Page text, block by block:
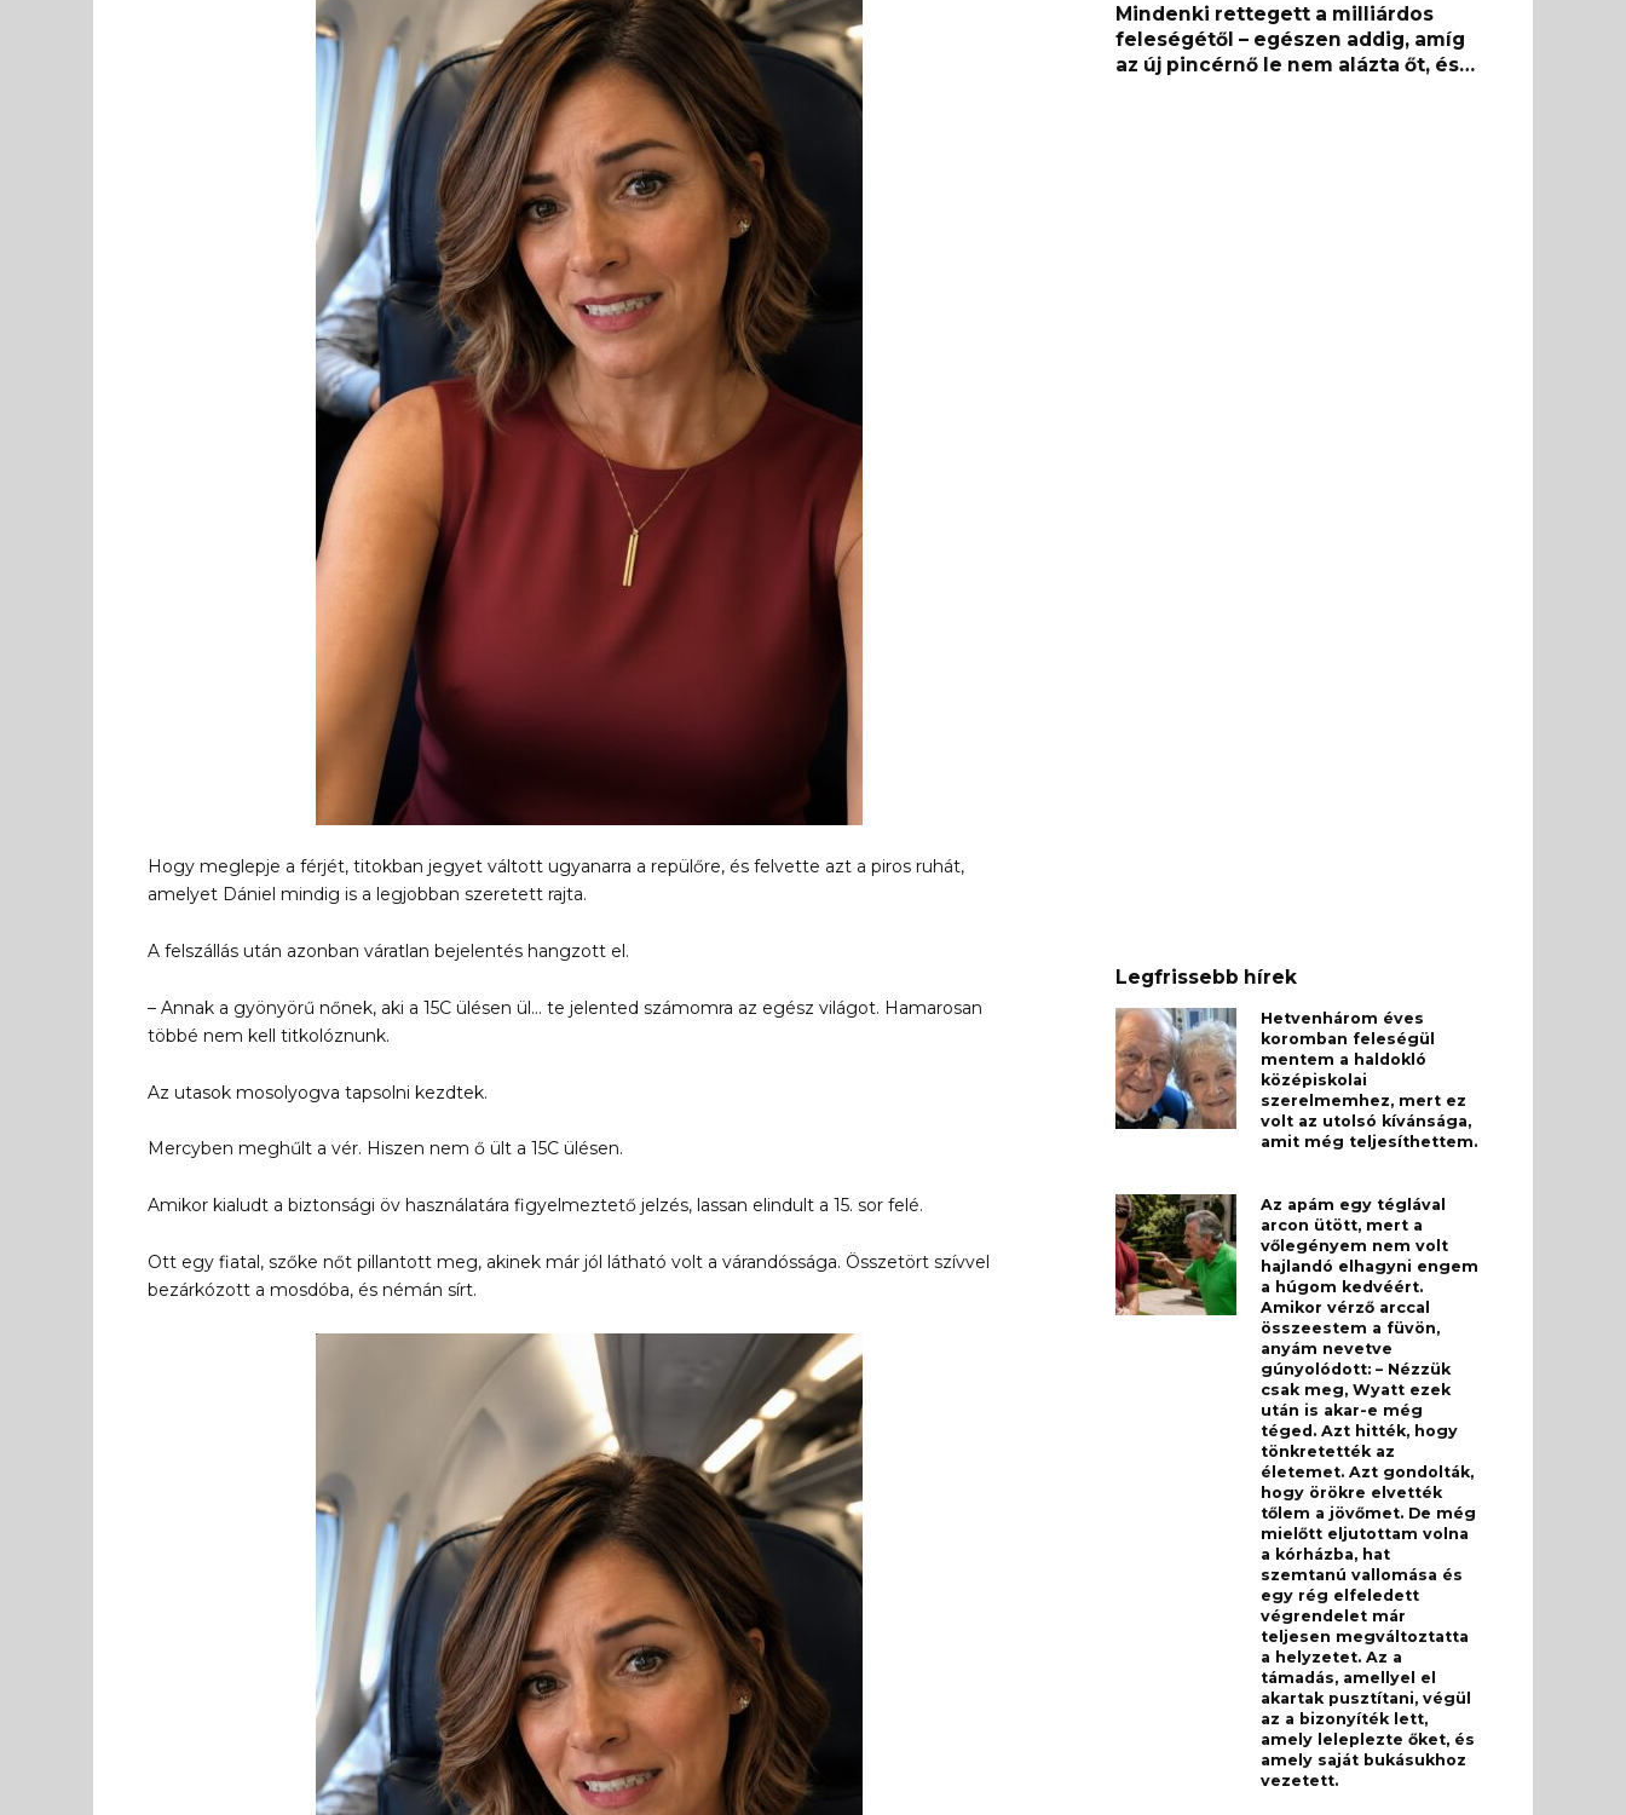
Hogy meglepje a férjét, titokban jegyet váltott ugyanarra a repülőre, és felvette azt a piros ruhát,
amelyet Dániel mindig is a legjobban szeretett rajta.
A felszállás után azonban váratlan bejelentés hangzott el.
– Annak a gyönyörű nőnek, aki a 15C ülésen ül… te jelented számomra az egész világot. Hamarosan
többé nem kell titkolóznunk.
Az utasok mosolyogva tapsolni kezdtek.
Mercyben meghűlt a vér. Hiszen nem ő ült a 15C ülésen.
Amikor kialudt a biztonsági öv használatára figyelmeztető jelzés, lassan elindult a 15. sor felé.
Ott egy fiatal, szőke nőt pillantott meg, akinek már jól látható volt a várandóssága. Összetört szívvel
bezárkózott a mosdóba, és némán sírt.
Mindenki rettegett a milliárdos
feleségétől – egészen addig, amíg
az új pincérnő le nem alázta őt, és…
Legfrissebb hírek
Hetvenhárom éves
koromban feleségül
mentem a haldokló
középiskolai
szerelmemhez, mert ez
volt az utolsó kívánsága,
amit még teljesíthettem.
Az apám egy téglával
arcon ütött, mert a
vőlegényem nem volt
hajlandó elhagyni engem
a húgom kedvéért.
Amikor vérző arccal
összeestem a füvön,
anyám nevetve
gúnyolódott: – Nézzük
csak meg, Wyatt ezek
után is akar-e még
téged. Azt hitték, hogy
tönkretették az
életemet. Azt gondolták,
hogy örökre elvették
tőlem a jövőmet. De még
mielőtt eljutottam volna
a kórházba, hat
szemtanú vallomása és
egy rég elfeledett
végrendelet már
teljesen megváltoztatta
a helyzetet. Az a
támadás, amellyel el
akartak pusztítani, végül
az a bizonyíték lett,
amely leleplezte őket, és
amely saját bukásukhoz
vezetett.